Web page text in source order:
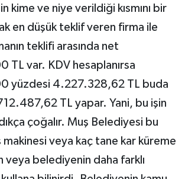
kime ve niye verildiği kısmını bir
en düşük teklif veren firma ile
teklifi arasında net
var. KDV hesaplanırsa
yüzdesi 4.227.328,62 TL buda
TL yapar. Yani, bu işin
çoğalır. Muş Belediyesi bu
makinesi veya kaç tane kar küreme
veya belediyenin daha farklı